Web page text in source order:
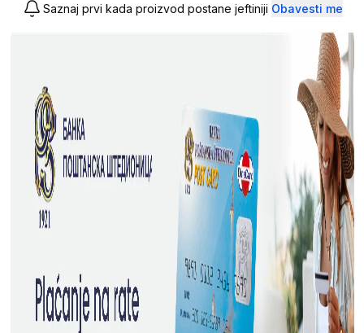
Saznaj prvi kada proizvod postane jeftiniji Obavesti me